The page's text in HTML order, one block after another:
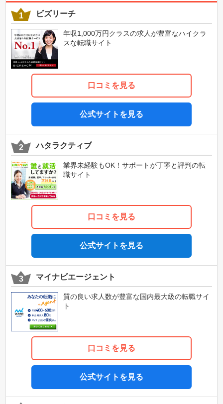
ビズリーチ
年収1,000万円クラスの求人が豊富なハイクラ
スな転職サイト
口コミを見る
公式サイトを見る
ハタラクティブ
業界未経験もOK！サポートが丁寧と評判の転
職サイト
口コミを見る
公式サイトを見る
マイナビエージェント
質の良い求人数が豊富な国内最大級の転職サイ
ト
口コミを見る
公式サイトを見る